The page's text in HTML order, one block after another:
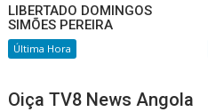
LIBERTADO DOMINGOS
SIMÕES PEREIRA
Última Hora
Oiça TV8 News Angola